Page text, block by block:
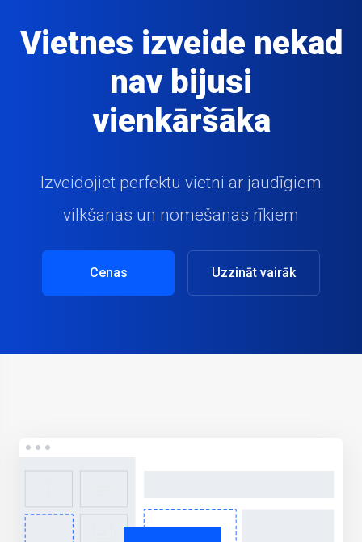
Vietnes izveide nekad
nav bijusi
vienkāršāka
Izveidojiet perfektu vietni ar jaudīgiem
vilkšanas un nomešanas rīkiem
Cenas Uzzināt vairāk